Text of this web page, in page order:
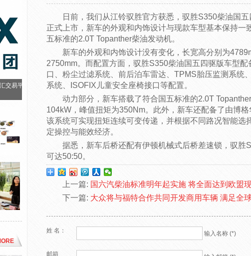
交易平
日前，我们从江铃驭胜官方获悉，驭胜S350柴油国
正式上市，新车的外观和内饰设计与现款车型基本保持一
五标准的2.0T Topanther柴油发动机。
新车的外观和内饰设计没有变化，长宽高分别为
2750mm。而配置方面，驭胜S350柴油国五四驱版车型
口、粉尘过滤系统、前后泊车雷达、TPMS胎压监测系统
系统、ISOFIX儿童安全座椅接口等配置。
动力部分，新车搭载了符合国五标准的2.0T
104kW，峰值扭矩为350Nm。此外，新车还配备了由博格
该系统可实现扭矩连续可变传递，并根据不同路况智能选
定操控与能效经济。
据悉，新车后桥还配有伊顿机械式后桥差速锁，驭胜
可达50:50。
上一篇: 国六汽柴油标准明年起实施 将全面达到欧盟
下一篇: 大众将与福特合作共同开发商用车辆 满足全
姓 名： 输入名称 (*)
邮箱